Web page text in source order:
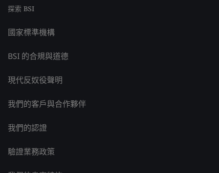
探索 BSI
國家標準機構
BSI 的合規與道德
現代反奴役聲明
我們的客戶與合作夥伴
我們的認證
驗證業務政策